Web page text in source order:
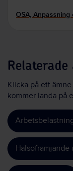
OSA,
Relaterade
Klicka på ett
kommer landa på
Hälsofrämjande